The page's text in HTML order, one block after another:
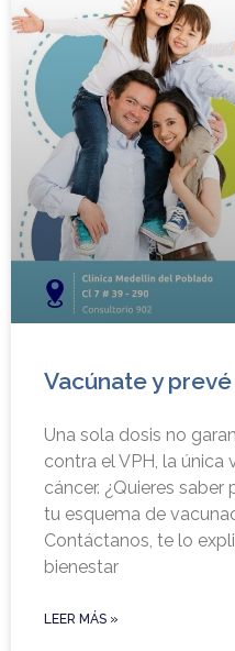
Vacúnate y
Una sola dosis no
contra el VPH, la única
cáncer. ¿Quieres
tu esquema de
Contáctanos, te lo
bienestar
LEER MÁS »